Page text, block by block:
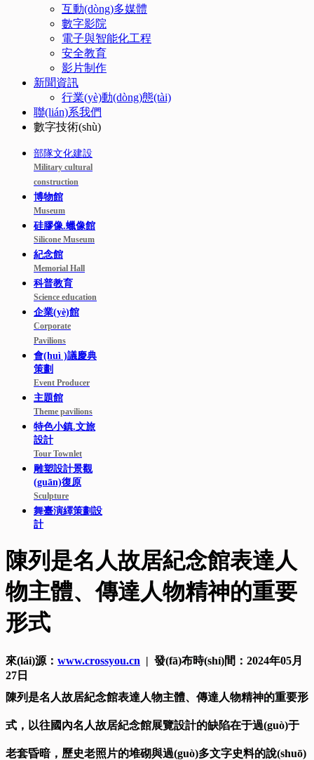
互動(dòng)多媒體
數字影院
電子與智能化工程
安全教育
影片制作
新聞資訊
行業(yè)動(dòng)態(tài)
聯(lián)系我們
數字技術(shù)
部隊文化建設
Military cultural
construction
博物館
Museum
硅膠像.蠟像館
Silicone Museum
紀念館
Memorial Hall
科普教育
Science education
企業(yè)館
Corporate
Pavilions
會(huì )議慶典
策劃
Event Producer
主題館
Theme pavilions
特色小鎮.文旅
設計
Tour Townlet
雕塑設計景觀
(guān)復原
Sculpture
舞臺演繹策劃設
計
陳列是名人故居紀念館表達人
物主體、傳達人物精神的重要
形式
來(lái)源： www.crossyou.cn | 發(fā)布時(shí)間：2024年05月
27日
陳列是名人故居紀念館表達人物主體、傳達人物精神的重要形
式，以往國內名人故居紀念館展覽設計的缺陷在于過(guò)于
老套昏暗，歷史老照片的堆砌與過(guò)多文字史料的說(shuō)